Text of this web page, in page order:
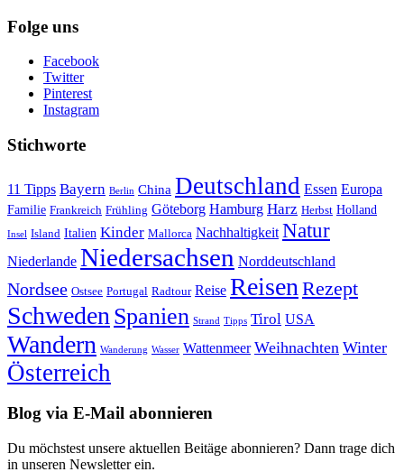
Folge uns
Facebook
Twitter
Pinterest
Instagram
Stichworte
11 Tipps Bayern Berlin China Deutschland Essen Europa
Familie Frankreich Frühling Göteborg Hamburg Harz Herbst Holland
Insel Island Italien Kinder Mallorca Nachhaltigkeit Natur
Niederlande Niedersachsen Norddeutschland
Nordsee Ostsee Portugal Radtour Reise Reisen Rezept
Schweden Spanien Strand Tipps Tirol USA
Wandern Wanderung Wasser Wattenmeer Weihnachten Winter
Österreich
Blog via E-Mail abonnieren
Du möchstest unsere aktuellen Beitäge abonnieren? Dann trage dich
in unseren Newsletter ein.